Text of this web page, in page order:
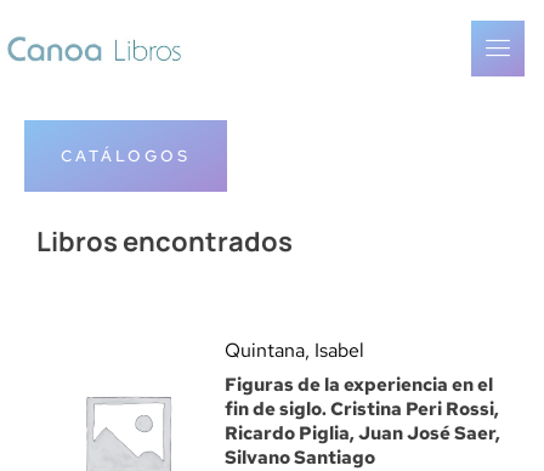
CATÁLOGOS
Libros encontrados
Quintana, Isabel
Figuras de la experiencia en el
fin de siglo. Cristina Peri Rossi,
Ricardo Piglia, Juan José Saer,
Silvano Santiago